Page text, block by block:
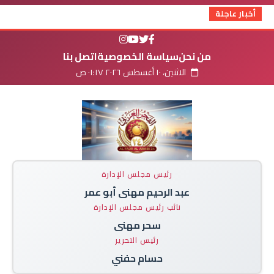
أخبار عاجلة
من نحنسياسة الخصوصيةاتصل بنا
الاثنين، ١٠ أغسطس ٢٠٢٦ ٠١:١٧ ص
رئيس مجلس الإدارة
عبد الرحيم مهنى أبو عمر
نائب رئيس مجلس الإدارة
سحر مهنى
رئيس التحرير
حسام حفني